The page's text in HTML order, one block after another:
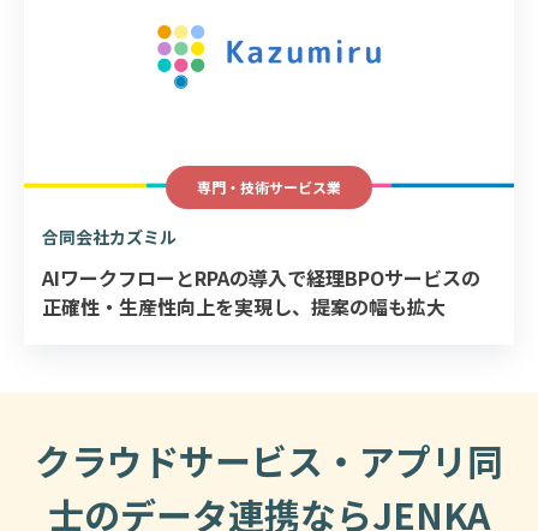
専門・技術サービス業
合同会社カズミル
AIワークフローとRPAの導入で経理BPOサービスの
正確性・生産性向上を実現し、提案の幅も拡大
クラウドサービス・アプリ同
士のデータ連携ならJENKA